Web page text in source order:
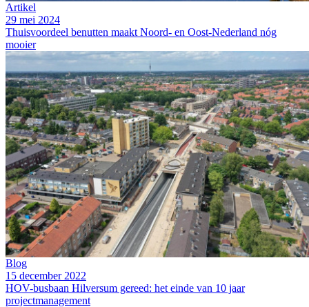
Artikel
29 mei 2024
Thuisvoordeel benutten maakt Noord- en Oost-Nederland nóg
mooier
Blog
15 december 2022
HOV-busbaan Hilversum gereed: het einde van 10 jaar
projectmanagement